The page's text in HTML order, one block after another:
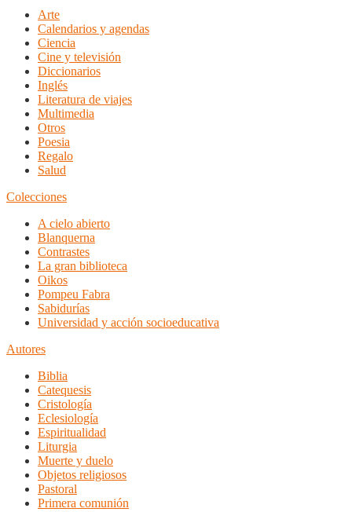
Arte
Calendarios y agendas
Ciencia
Cine y televisión
Diccionarios
Inglés
Literatura de viajes
Multimedia
Otros
Poesia
Regalo
Salud
Colecciones
A cielo abierto
Blanquerna
Contrastes
La gran biblioteca
Oikos
Pompeu Fabra
Sabidurías
Universidad y acción socioeducativa
Autores
Biblia
Catequesis
Cristología
Eclesiología
Espiritualidad
Liturgia
Muerte y duelo
Objetos religiosos
Pastoral
Primera comunión